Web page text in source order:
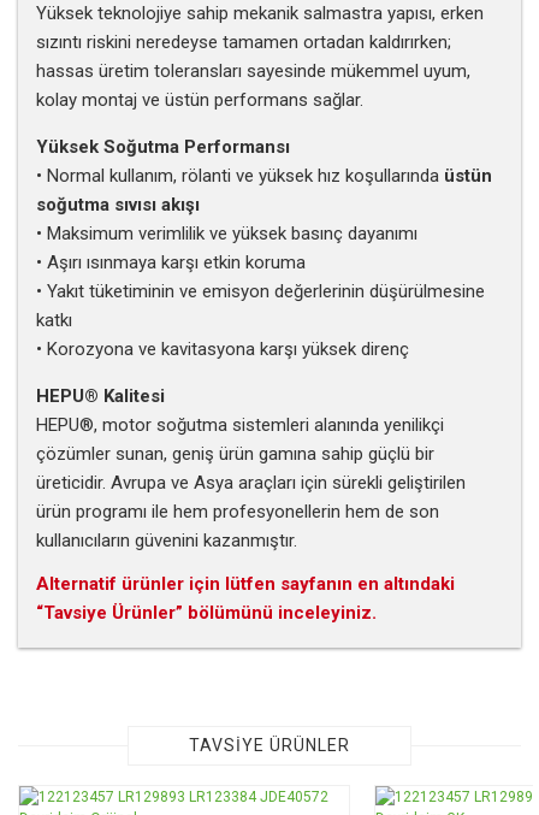
Yüksek teknolojiye sahip mekanik salmastra yapısı, erken
sızıntı riskini neredeyse tamamen ortadan kaldırırken;
hassas üretim toleransları sayesinde mükemmel uyum,
kolay montaj ve üstün performans sağlar.
Yüksek Soğutma Performansı
• Normal kullanım, rölanti ve yüksek hız koşullarında üstün
soğutma sıvısı akışı
• Maksimum verimlilik ve yüksek basınç dayanımı
• Aşırı ısınmaya karşı etkin koruma
• Yakıt tüketiminin ve emisyon değerlerinin düşürülmesine
katkı
• Korozyona ve kavitasyona karşı yüksek direnç
HEPU® Kalitesi
HEPU®, motor soğutma sistemleri alanında yenilikçi
çözümler sunan, geniş ürün gamına sahip güçlü bir
üreticidir. Avrupa ve Asya araçları için sürekli geliştirilen
ürün programı ile hem profesyonellerin hem de son
kullanıcıların güvenini kazanmıştır.
Alternatif ürünler için lütfen sayfanın en altındaki
“Tavsiye Ürünler” bölümünü inceleyiniz.
Görüş ve önerileriniz için teşekkür ederiz.
Ürün resmi kalitesiz, bozuk veya görüntülenemiyor.
TAVSİYE ÜRÜNLER